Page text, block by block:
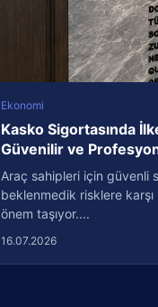
Ekonomi
Kasko Sigortasında
Güvenilir ve
Araç sahipleri için güvenli
beklenmedik risklere
önem taşıyor....
16.07.2026